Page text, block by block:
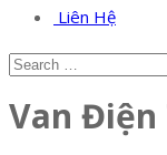
Liên Hệ
Van